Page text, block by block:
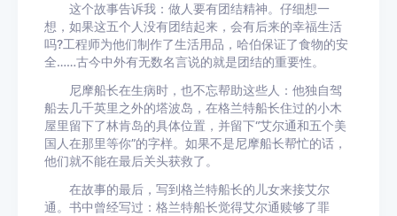
这个故事告诉我：做人要有团结精神。仔细想一
想，如果这五个人没有团结起来，会有后来的幸福生活
吗?工程师为他们制作了生活用品，哈伯保证了食物的安
全……古今中外有无数名言说的就是团结的重要性。
尼摩船长在生病时，也不忘帮助这些人：他独自驾
船去几千英里之外的塔波岛，在格兰特船长住过的小木
屋里留下了林肯岛的具体位置，并留下“艾尔通和五个美
国人在那里等你”的字样。如果不是尼摩船长帮忙的话，
他们就不能在最后关头获救了。
在故事的最后，写到格兰特船长的儿女来接艾尔
通。书中曾经写过：格兰特船长觉得艾尔通赎够了罪